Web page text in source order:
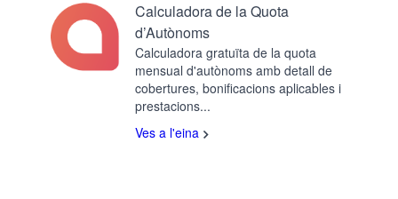
Calculadora de la Quota
d’Autònoms
Calculadora gratuïta de la quota
mensual d'autònoms amb detall de
cobertures, bonificacions aplicables i
prestacions...
Ves a l'eina